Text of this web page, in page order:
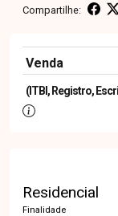
Compartilhe:
Venda
(ITBI, Registro,
Residencial
Finalidade